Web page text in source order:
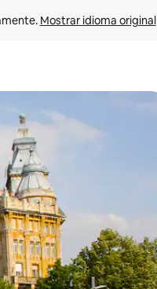
Mostrar idioma original